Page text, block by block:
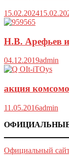
15.02.2024
Н.В. Арефьев
04.12.2019admin
акция
11.05.2016admin
Официальный